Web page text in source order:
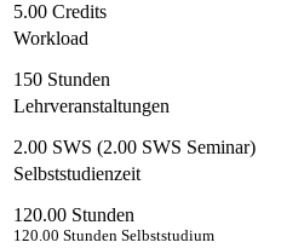
5.00 Credits
Workload
150 Stunden
Lehrveranstaltungen
2.00 SWS (2.00 SWS Seminar)
Selbststudienzeit
120.00 Stunden
120.00 Stunden Selbststudium